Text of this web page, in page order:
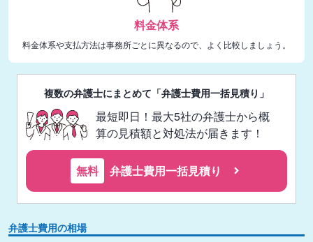
料金体系
料金体系や支払方法は事務所ごとに異なるので、よく比較しましょう。
複数の弁護士にまとめて「弁護士費用一括見積り」
最短即日！最大5社の弁護士から概
算の見積額と対処法が届きます！
無料 弁護士費用一括見積り
弁護士費用の相場